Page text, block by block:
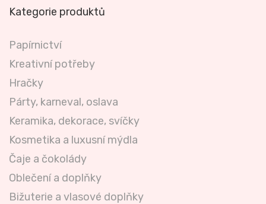
Kategorie produktů
Papírnictví
Kreativní potřeby
Hračky
Párty, karneval, oslava
Keramika, dekorace, svíčky
Kosmetika a luxusní mýdla
Čaje a čokolády
Oblečení a doplňky
Bižuterie a vlasové doplňky